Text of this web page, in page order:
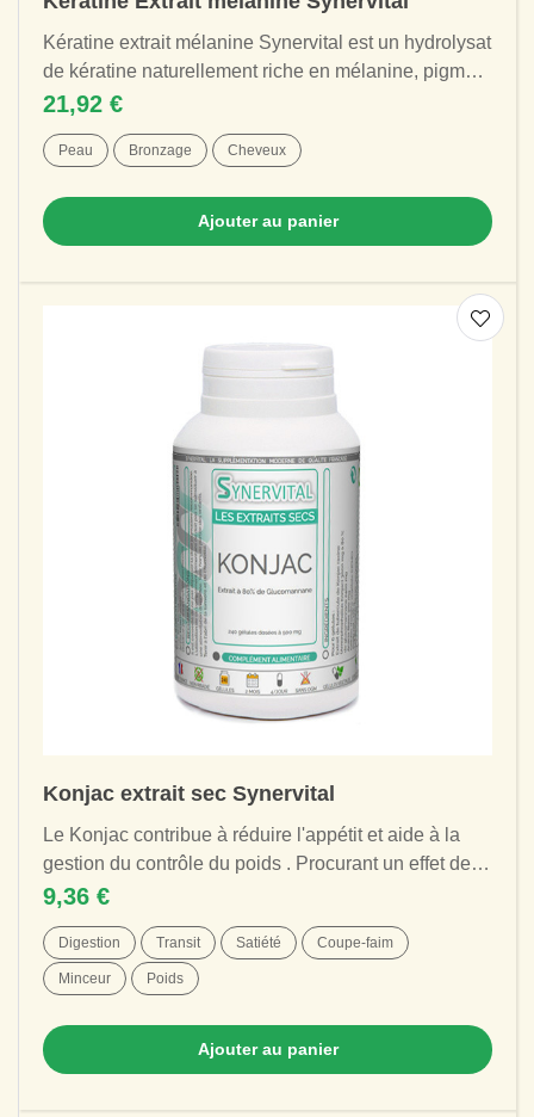
Kératine extrait mélanine Synervital est un hydrolysat
de kératine naturellement riche en mélanine, pigment
responsable principalement de la...
21,92 €
Peau Bronzage Cheveux
Ajouter au panier
Konjac extrait sec Synervital
Le Konjac contribue à réduire l'appétit et aide à la
gestion du contrôle du poids . Procurant un effet de
satiété , c'est un allié...
9,36 €
Digestion Transit Satiété Coupe-faim
Minceur Poids
Ajouter au panier